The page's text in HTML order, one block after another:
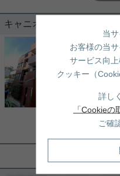
■駅直
な日常 ・分譲：三井不動産レジデンシャル（株）、
施工：
ンショ
テーマ
各居室
・ホテ
ョンあ
実した
リーラウ
す。 お問
相談もお気軽に
写真(9)
キャニオンマンション文京
［売り
5,999
東京都
都営三
都営大
4駅4
当サ
お客様の当サ
サービス向上
クッキー（
詳し
「Cookieの
ご確